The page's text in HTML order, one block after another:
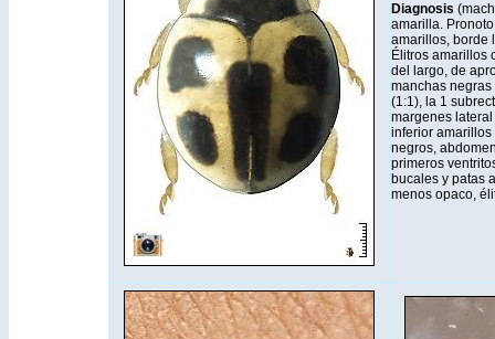
Diagnosis
amarilla.
amarillos, borde
Élitros amarillos
del largo, de
manchas
(1:1), la 1
margenes
inferior amarillos
negros,
primeros
bucales y patas
menos opaco,